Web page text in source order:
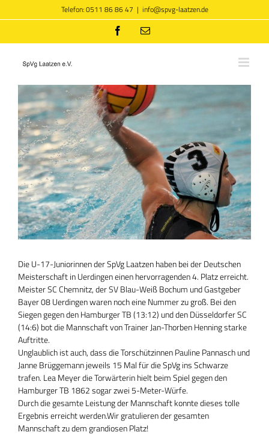
Inhalt
Telefon: 0511 86 86 47 | info@spvg-laatzen.de
Facebook
E-
Zeige
grösseres
Bild
Die U-17-Juniorinnen der SpVg Laatzen haben bei der Deutschen
Meisterschaft in Uerdingen einen hervorragenden 4. Platz erreicht.
Meister SC Chemnitz, der SV Blau-Weiß Bochum und Gastgeber
Bayer 08 Uerdingen waren noch eine Nummer zu groß. Bei den
Siegen gegen den Hamburger TB (13:12) und den Düsseldorfer SC
(14:6) bot die Mannschaft von Trainer Jan-Thorben Henning starke
Auftritte.
Unglaublich ist auch, dass die Torschützinnen Pauline Pannasch und
Janne Brüggemann jeweils 15 Mal für die SpVg ins Schwarze
trafen. Lea Meyer die Torwärterin hielt beim Spiel gegen den
Hamburger TB 1862 sogar zwei 5-Meter-Würfe.
Durch die gesamte Leistung der Mannschaft konnte dieses tolle
Ergebnis erreicht werden.Wir gratulieren der gesamten
Mannschaft zu dem grandiosen Platz!